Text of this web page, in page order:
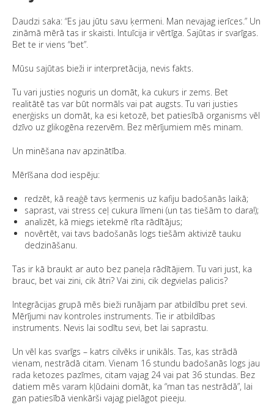
Daudzi saka: “Es jau jūtu savu ķermeni. Man nevajag ierīces.” Un
zināmā mērā tas ir skaisti. Intuīcija ir vērtīga. Sajūtas ir svarīgas.
Bet te ir viens “bet”.
Mūsu sajūtas bieži ir interpretācija, nevis fakts.
Tu vari justies noguris un domāt, ka cukurs ir zems. Bet
realitātē tas var būt normāls vai pat augsts. Tu vari justies
enerģisks un domāt, ka esi ketozē, bet patiesībā organisms vēl
dzīvo uz glikogēna rezervēm. Bez mērījumiem mēs minam.
Un minēšana nav apzinātība.
Mērīšana dod iespēju:
redzēt, kā reaģē tavs ķermenis uz kafiju badošanās laikā;
saprast, vai stress ceļ cukura līmeni (un tas tiešām to dara!);
analizēt, kā miegs ietekmē rīta rādītājus;
novērtēt, vai tavs badošanās logs tiešām aktivizē tauku
dedzināšanu.
Tas ir kā braukt ar auto bez paneļa rādītājiem. Tu vari just, ka
brauc, bet vai zini, cik ātri? Vai zini, cik degvielas palicis?
Integrācijas grupā mēs bieži runājam par atbildību pret sevi.
Mērījumi nav kontroles instruments. Tie ir atbildības
instruments. Nevis lai sodītu sevi, bet lai saprastu.
Un vēl kas svarīgs – katrs cilvēks ir unikāls. Tas, kas strādā
vienam, nestrādā citam. Vienam 16 stundu badošanās logs jau
rada ketozes pazīmes, citam vajag 24 vai pat 36 stundas. Bez
datiem mēs varam kļūdaini domāt, ka “man tas nestrādā”, lai
gan patiesībā vienkārši vajag pielāgot pieeju.